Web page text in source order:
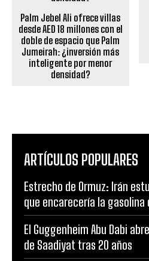
Palm Jebel Ali ofrece villas
desde AED 18 millones con el
doble de espacio que Palm
Jumeirah: ¿inversión más
inteligente por menor
densidad?
ARTÍCULOS POPULARES
Estrecho de Ormuz: Irán
que encarecería la gasolina
El Guggenheim Abu Dabi
de Saadiyat tras 20 años